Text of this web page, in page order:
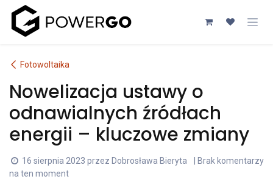
Przejdź do zawartości
Fotowoltaika
Nowelizacja ustawy o
odnawialnych źródłach
energii – kluczowe zmiany
16 sierpnia 2023 przez Dobrosława Bieryta
| Brak komentarzy
na ten moment